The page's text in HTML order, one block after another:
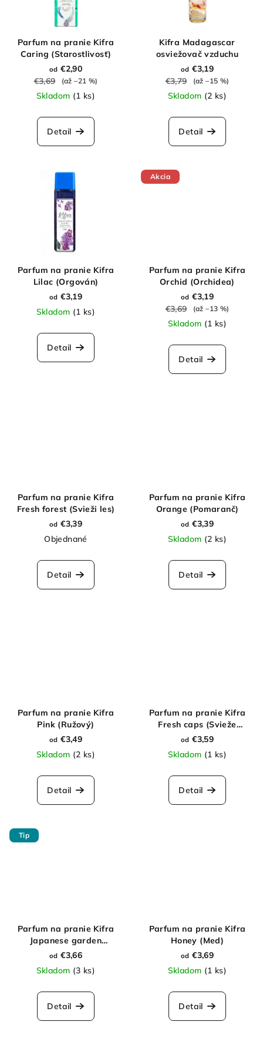
Parfum na pranie Kifra
Caring (Starostlivosť)
od €2,90
€3,69
(až –21 %)
Skladom (1 ks)
Detail
Kifra Madagascar
osviežovač vzduchu
od €3,19
€3,79
(až –15 %)
Skladom (2 ks)
Detail
Parfum na pranie Kifra
Lilac (Orgován)
od €3,19
Skladom (1 ks)
Detail
Akcia
Parfum na pranie Kifra
Orchid (Orchidea)
od €3,19
€3,69
(až –13 %)
Skladom (1 ks)
Detail
Parfum na pranie Kifra
Fresh forest (Svieži les)
od €3,39
Objednané
Detail
Parfum na pranie Kifra
Orange (Pomaranč)
od €3,39
Skladom (2 ks)
Detail
Parfum na pranie Kifra
Pink (Ružový)
od €3,49
Skladom (2 ks)
Detail
Parfum na pranie Kifra
Fresh caps (Svieže
kapsule)
od €3,59
Skladom (1 ks)
Detail
Tip
Parfum na pranie Kifra
Japanese garden
(Japonská záhrada)
od €3,66
Skladom (3 ks)
Detail
Parfum na pranie Kifra
Honey (Med)
od €3,69
Skladom (1 ks)
Detail